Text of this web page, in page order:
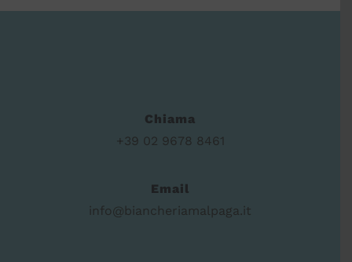
Chiama
+39 02 9678 8461
Email
info@biancheriamalpaga.it